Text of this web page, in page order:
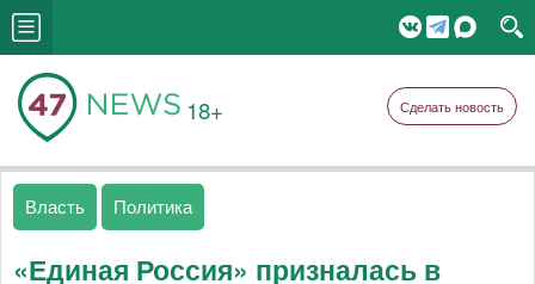
18+ Сделать новость
Власть Политика
«Единая Россия» призналась в